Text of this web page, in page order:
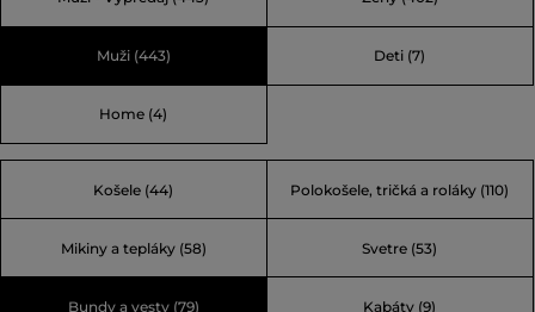
kolekcie odevov a doplnkov pre mužov, ženy a deti.
Muži(443) Deti (7)
Home (4)
Košele (44) Polokošele, tričká a roláky (110)
Mikiny a tepláky (58) Svetre (53)
Bundy a vesty (79) Kabáty (9)